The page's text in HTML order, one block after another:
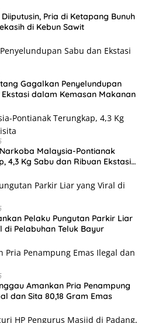
Pria di Ketapang Bunuh
di Kebun Sawit
Gagalkan Penyelundupan
dalam Kemasan Makanan
Malaysia-Pontianak
4,3 Kg Sabu dan Ribuan Ekstasi
Pelaku Pungutan Parkir Liar
di Pelabuhan Teluk Bayur
Amankan Pria Penampung
dan Sita 80,18 Gram Emas